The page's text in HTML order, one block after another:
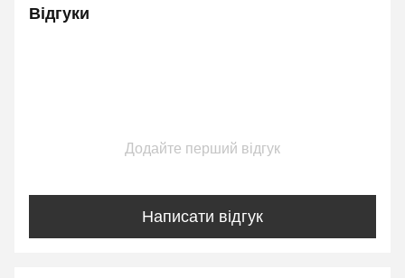
Відгуки
Додайте перший відгук
Написати відгук